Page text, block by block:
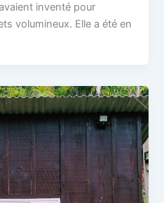
inventé pour
volumineux. Elle a été en